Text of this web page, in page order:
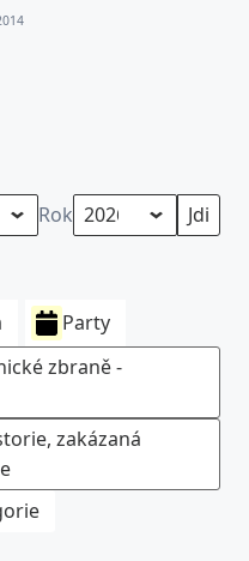
Rok
Party
zbraně -
zakázaná